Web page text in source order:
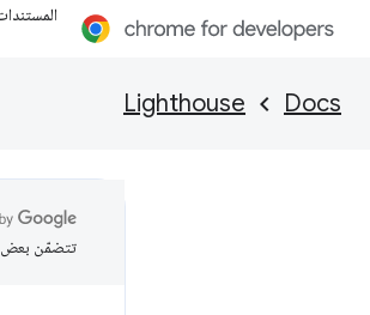
Docs
Lighthouse
تتضمّن بعض